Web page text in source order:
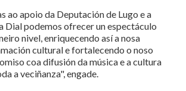
ao apoio da Deputación de Lugo e a
Dial podemos ofrecer un espectáculo
nivel, enriquecendo así a nosa
cultural e fortalecendo o noso
coa difusión da música e a cultura
a veciñanza", engade.